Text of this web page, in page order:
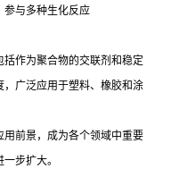
参与多种生化反应
作为聚合物的交联剂和稳定
广泛应用于塑料、橡胶和涂
前景，成为各个领域中重要
步扩大。